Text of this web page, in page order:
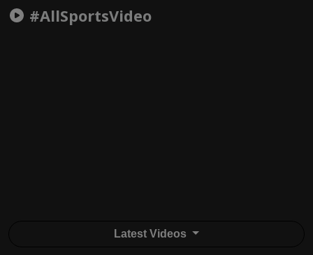
#AllSportsVideo
Latest Videos